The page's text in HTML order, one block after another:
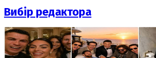
Вибір редактора